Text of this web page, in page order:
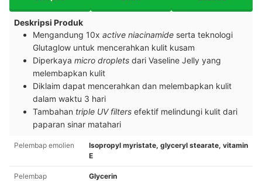
Deskripsi Produk
Mengandung 10x active niacinamide serta teknologi
Glutaglow untuk mencerahkan kulit kusam
Diperkaya micro droplets dari Vaseline Jelly yang
melembapkan kulit
Diklaim dapat mencerahkan dan melembapkan kulit
dalam waktu 3 hari
Tambahan triple UV filters efektif melindungi kulit dari
paparan sinar matahari
Pelembap emolien
Isopropyl myristate, glyceryl stearate, vitamin
E
Pelembap
Glycerin